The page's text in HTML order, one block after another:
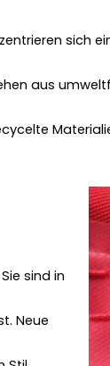
sich
aus
sind in
Neue